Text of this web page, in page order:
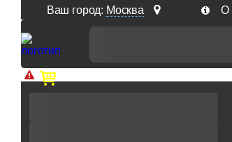
Ваш город: Москва О
Доп. скидка от цен на сайте 7% при